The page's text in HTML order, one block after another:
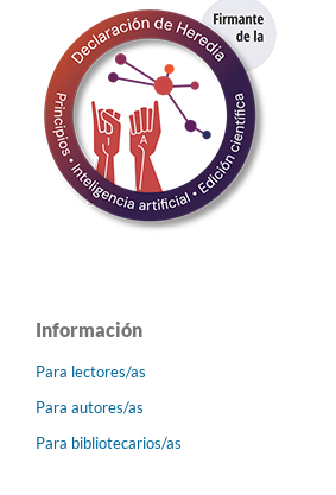
Información
Para lectores/as
Para autores/as
Para bibliotecarios/as